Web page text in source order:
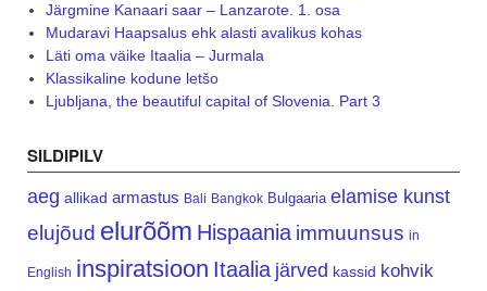
Järgmine Kanaari saar – Lanzarote. 1. osa
Mudaravi Haapsalus ehk alasti avalikus kohas
Läti oma väike Itaalia – Jurmala
Klassikaline kodune letšo
Ljubljana, the beautiful capital of Slovenia. Part 3
SILDIPILV
aeg allikad armastus Bali Bangkok Bulgaaria elamise kunst
elujõud elurõõm Hispaania immuunsus in
English inspiratsioon Itaalia järved kassid kohvik